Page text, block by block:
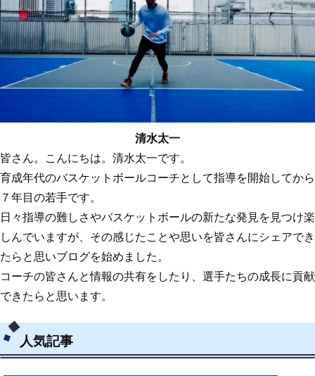
清水太一
皆さん。こんにちは。清水太一です。
育成年代のバスケットボールコーチとして指導を開始してから
７年目の若手です。
日々指導の難しさやバスケットボールの新たな発見を見つけ楽
しんでいますが、その感じたことや思いを皆さんにシェアでき
たらと思いブログを始めました。
コーチの皆さんと情報の共有をしたり、選手たちの成長に貢献
できたらと思います。
人気記事